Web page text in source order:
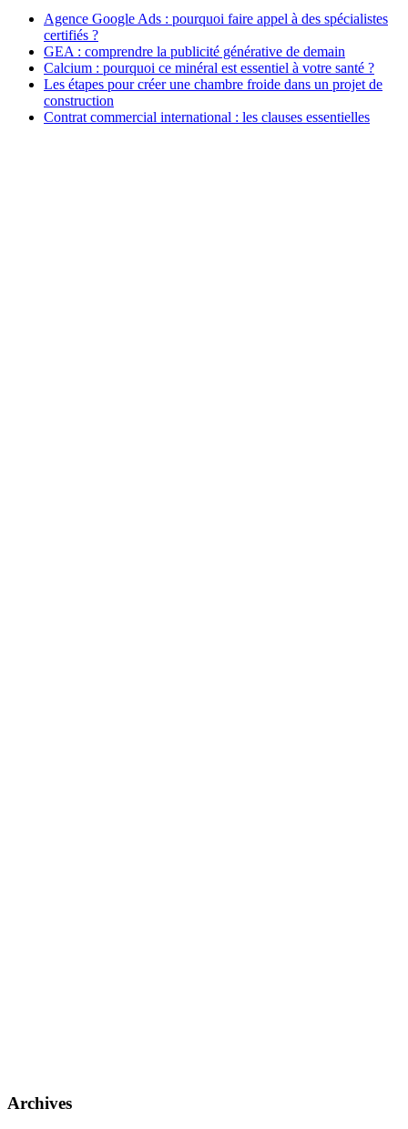
Agence Google Ads : pourquoi faire appel à des spécialistes
certifiés ?
GEA : comprendre la publicité générative de demain
Calcium : pourquoi ce minéral est essentiel à votre santé ?
Les étapes pour créer une chambre froide dans un projet de
construction
Contrat commercial international : les clauses essentielles
Archives